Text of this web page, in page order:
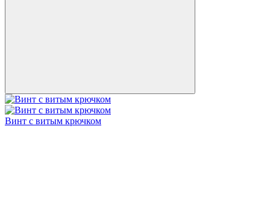
Винт с витым крючком